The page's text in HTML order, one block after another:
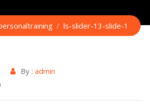
/ ls-slider-13-slide-1
By : admin